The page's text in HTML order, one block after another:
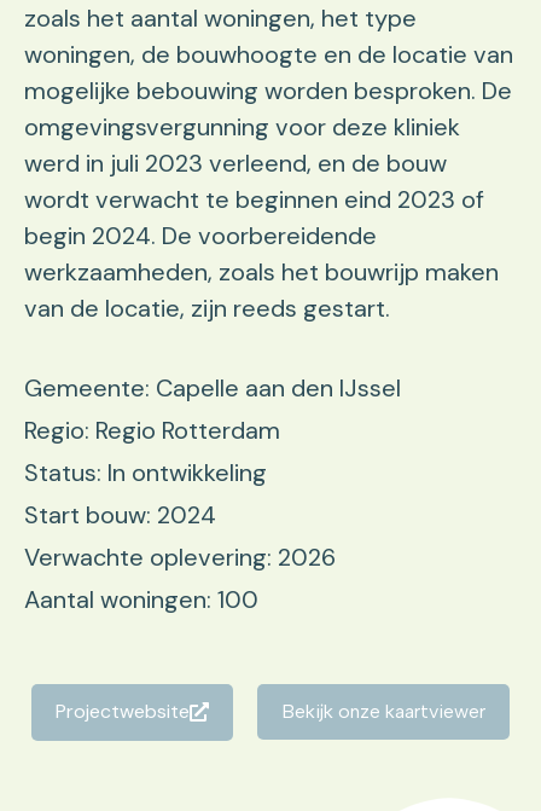
zoals het aantal woningen, het type
woningen, de bouwhoogte en de locatie van
mogelijke bebouwing worden besproken. De
omgevingsvergunning voor deze kliniek
werd in juli 2023 verleend, en de bouw
wordt verwacht te beginnen eind 2023 of
begin 2024. De voorbereidende
werkzaamheden, zoals het bouwrijp maken
van de locatie, zijn reeds gestart.
Gemeente: Capelle aan den IJssel
Regio: Regio Rotterdam
Status: In ontwikkeling
Start bouw: 2024
Verwachte oplevering: 2026
Aantal woningen: 100
Projectwebsite Bekijk onze kaartviewer